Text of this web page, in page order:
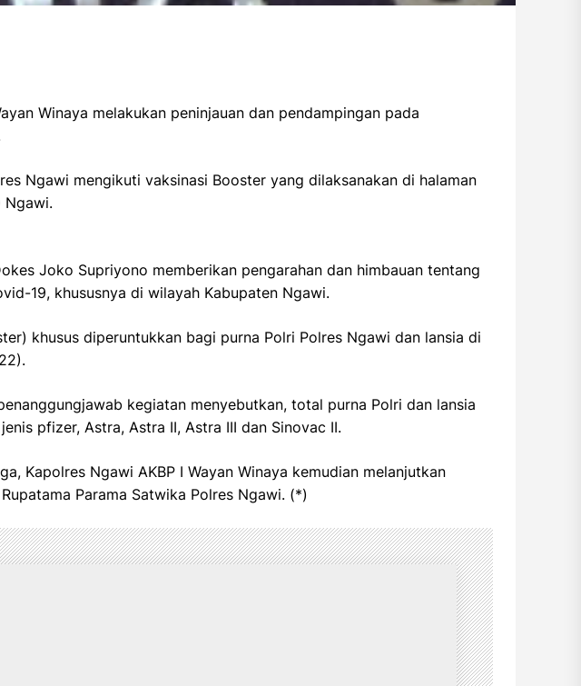
Winaya melakukan peninjauan dan pendampingan pada
Ngawi mengikuti vaksinasi Booster yang dilaksanakan di halaman
Ngawi.
Joko Supriyono memberikan pengarahan dan himbauan tentang
19, khususnya di wilayah Kabupaten Ngawi.
khusus diperuntukkan bagi purna Polri Polres Ngawi dan lansia di
kegiatan menyebutkan, total purna Polri dan lansia
pfizer, Astra, Astra II, Astra III dan Sinovac II.
Kapolres Ngawi AKBP I Wayan Winaya kemudian melanjutkan
Parama Satwika Polres Ngawi. (*)